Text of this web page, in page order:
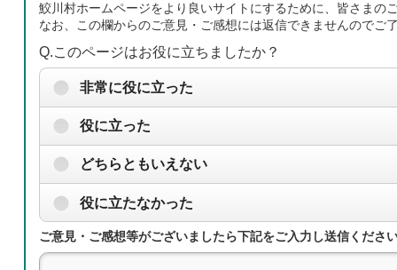
鮫川村ホームページをより良いサイトにするために、皆さまの
なお、この欄からのご意見・ご感想には返信できませんのでご
Q.このページはお役に立ちましたか？
非常に役に立った
役に立った
どちらともいえない
役に立たなかった
ご意見・ご感想等がございましたら下記をご入力し送信くださ